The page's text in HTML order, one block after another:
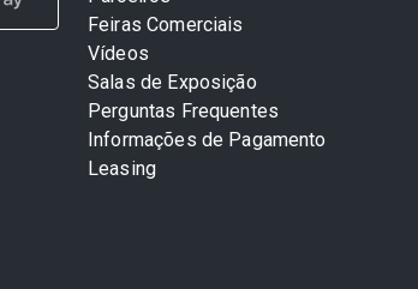
Feiras Comerciais
Vídeos
Salas de Exposição
Perguntas Frequentes
Informações de Pagamento
Leasing